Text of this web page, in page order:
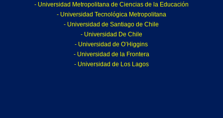
- Universidad Metropolitana de Ciencias de la Educación
- Universidad Tecnológica Metropolitana
- Universidad de Santiago de Chile
- Universidad De Chile
- Universidad de O’Higgins
- Universidad de la Frontera
- Universidad de Los Lagos